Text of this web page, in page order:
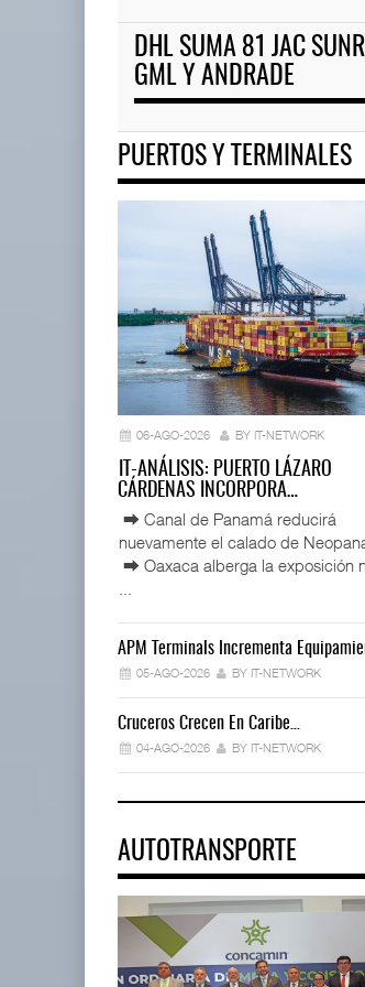
DHL SUMA 81 JAC
GML Y ANDRADE
PUERTOS Y TERMINALES
06-AGO-2026 BY IT-NETWORK
IT-ANÁLISIS: PUERTO LÁZARO
CÁRDENAS INCORPORA…
⮕ Canal de Panamá reducirá
nuevamente el calado de
⮕ Oaxaca alberga la exposición
APM Terminals Incrementa
05-AGO-2026 BY IT-NETWORK
Cruceros Crecen En Caribe…
04-AGO-2026 BY IT-NETWORK
AUTOTRANSPORTE
EE.UU. plantea
05 AGO 2026